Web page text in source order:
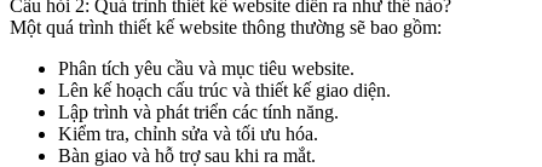
Câu hỏi 2: Quá trình thiết kế website diễn ra như thế nào?
Một quá trình thiết kế website thông thường sẽ bao gồm:
Phân tích yêu cầu và mục tiêu website.
Lên kế hoạch cấu trúc và thiết kế giao diện.
Lập trình và phát triển các tính năng.
Kiểm tra, chỉnh sửa và tối ưu hóa.
Bàn giao và hỗ trợ sau khi ra mắt.